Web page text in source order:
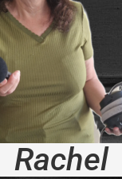
Rachel